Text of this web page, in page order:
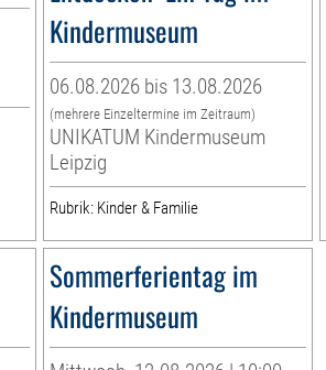
Kindermuseum
06.08.2026 bis 13.08.2026
(mehrere Einzeltermine im Zeitraum)
UNIKATUM Kindermuseum
Leipzig
Rubrik: Kinder & Familie
Sommerferientag im
Kindermuseum